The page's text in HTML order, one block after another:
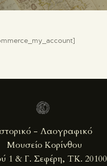
- Λαογραφικό
Μουσείο Κορίνθου
1 & Γ. Σεφέρη, ΤΚ. 20100